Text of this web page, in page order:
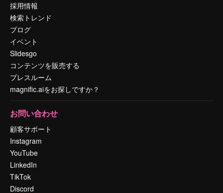
採用情報
検索トレンド
ブログ
イベント
Slidesgo
コンテンツを販売する
プレスルーム
magnific.aiをお探しですか？
お問い合わせ
顧客サポート
Instagram
YouTube
LinkedIn
TikTok
Discord